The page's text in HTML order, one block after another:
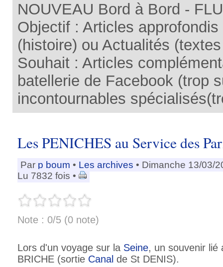
NOUVEAU Bord à Bord -
Objectif : Articles
(histoire) ou Actualités
Souhait : Articles
batellerie de Facebook (trop
incontournables
Les PENICHES au Service des
Par p boum • Les archives • Dimanche 13/03/
Lu 7832 fois •
Note : 0/5 (0 note)
Lors d'un voyage sur la Seine, un souvenir lié
BRICHE (sortie Canal de St DENIS).